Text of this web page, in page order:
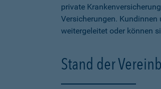
private
Versicherungen.
weitergeleitet oder können
Stand der